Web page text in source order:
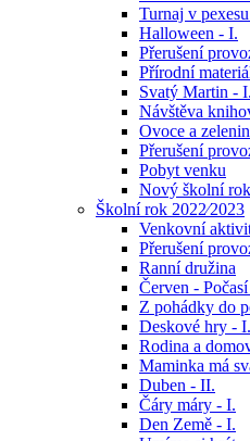
Turnaj v
Halloween - I.
Přerušení
Přírodní
Svatý Martin - I.
Návštěva
Ovoce a
Přerušení
Pobyt venku
Nový školní rok
Školní rok 2022⁄2023
Venkovní
Přerušení
Ranní družina
Červen -
Z pohádky do
Deskové hry - I.
Rodina a
Maminka má
Duben - II.
Čáry máry - I.
Den Země - I.